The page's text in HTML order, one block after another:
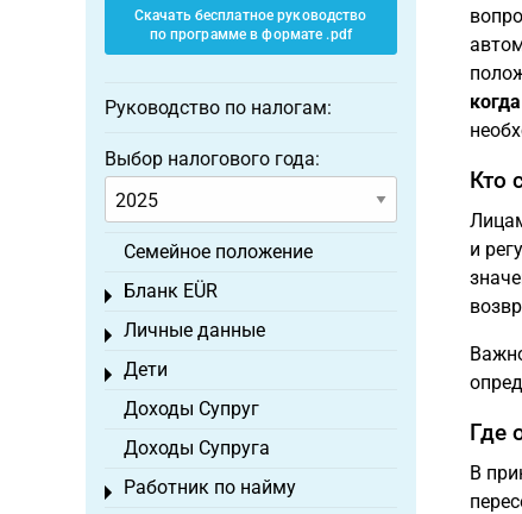
Кто
и
Где
В
Скачать бесплатное руководство
по программе в формате .pdf
Руководство по налогам:
Выбор налогового года:
Семейное положение
Бланк EÜR
Toggle menu
Личные данные
Toggle menu
Дети
Toggle menu
Доходы Супруг
Доходы Супруга
Работник по найму
Toggle menu